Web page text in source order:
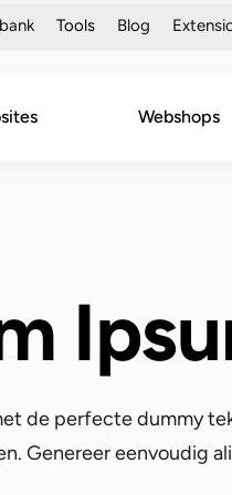
Tools Blog
Webshops
de perfecte dummy
Genereer eenvoudig